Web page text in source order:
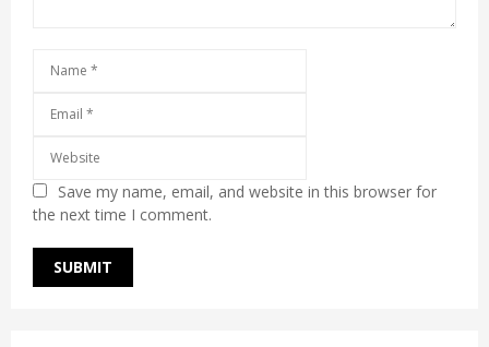
Save my name, email, and website in this browser for
the next time I comment.